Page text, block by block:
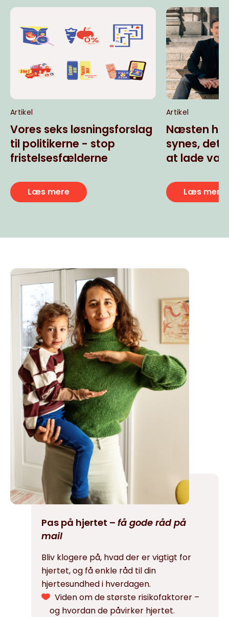
Artikel
Vores seks løsningsforslag
til politikerne - stop
fristelsesfælderne
Læs mere
Artikel
Næsten
synes,
at lade
snacks
Læs mere
Pas på hjertet – få gode råd på
mail
Bliv klogere på, hvad der er vigtigt for
hjertet, og få enkle råd til din
hjertesundhed i hverdagen.
Viden om de største risikofaktorer –
og hvordan de påvirker hjertet.